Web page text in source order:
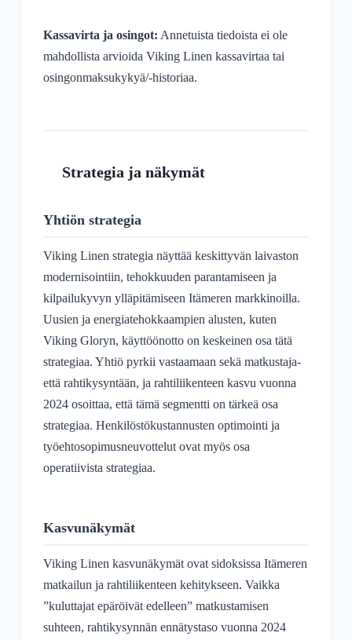
Kassavirta ja osingot: Annetuista tiedoista ei ole
mahdollista arvioida Viking Linen kassavirtaa tai
osingonmaksukykyä/-historiaa.
Strategia ja näkymät
Yhtiön strategia
Viking Linen strategia näyttää keskittyvän laivaston
modernisointiin, tehokkuuden parantamiseen ja
kilpailukyvyn ylläpitämiseen Itämeren markkinoilla.
Uusien ja energiatehokkaampien alusten, kuten
Viking Gloryn, käyttöönotto on keskeinen osa tätä
strategiaa. Yhtiö pyrkii vastaamaan sekä matkustaja-
että rahtikysyntään, ja rahtiliikenteen kasvu vuonna
2024 osoittaa, että tämä segmentti on tärkeä osa
strategiaa. Henkilöstökustannusten optimointi ja
työehtosopimusneuvottelut ovat myös osa
operatiivista strategiaa.
Kasvunäkymät
Viking Linen kasvunäkymät ovat sidoksissa Itämeren
matkailun ja rahtiliikenteen kehitykseen. Vaikka
”kuluttajat epäröivät edelleen” matkustamisen
suhteen, rahtikysynnän ennätystaso vuonna 2024